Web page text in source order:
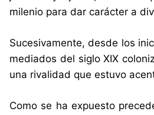
milenio para dar carácter a
Sucesivamente, desde los
mediados del siglo XIX
una rivalidad que estuvo
Como se ha expuesto